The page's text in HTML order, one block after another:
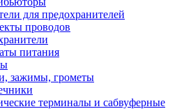
для предохранителей
проводов
питания
зажимы, грометы
терминалы и сабвуферные